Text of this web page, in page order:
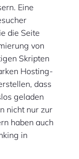
Eine
die Seite
von
Skripten
Hosting-
dass
geladen
nicht nur zur
haben auch
in